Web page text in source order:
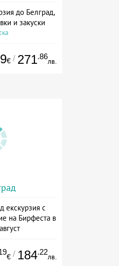
до Белград,
и закуски
€ / 271.86
лв.
екскурзия с
на Бирфеста в
€ / 184.22
лв.